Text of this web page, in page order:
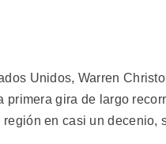
Unidos, Warren
primera gira de largo
en casi un decenio,